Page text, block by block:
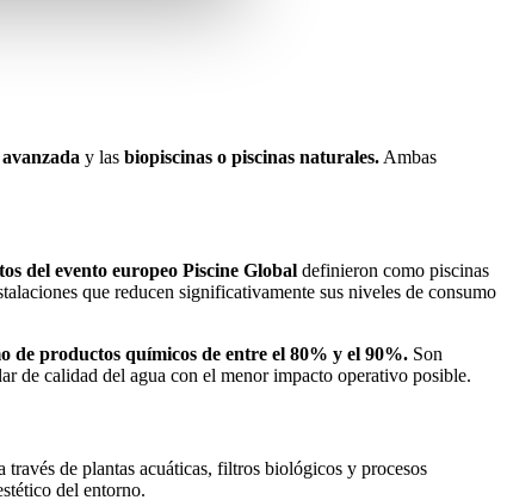
y las biopiscinas o piscinas naturales. Ambas
del evento europeo Piscine Global definieron como piscinas
que reducen significativamente sus niveles de consumo
de productos químicos de entre el 80% y el 90%. Son
de calidad del agua con el menor impacto operativo posible.
través de plantas acuáticas, filtros biológicos y procesos
del entorno.